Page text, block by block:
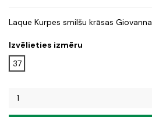
Laque Kurpes smilšu krāsas Giovanna
Izvēlieties izmēru
37